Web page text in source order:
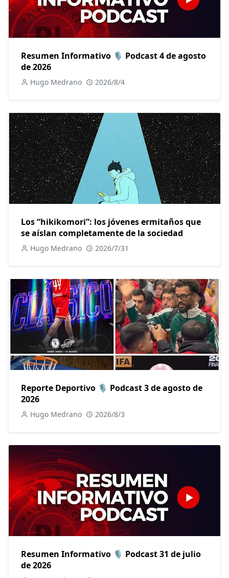
Resumen Informativo 🎙️ Podcast 4 de agosto
de 2026
Hugo Medrano 2026/8/4
Los “hikikomori”: los jóvenes ermitaños que
se aíslan completamente de la sociedad
Hugo Medrano 2026/7/31
Reporte Deportivo 🎙️ Podcast 3 de agosto de
2026
Hugo Medrano 2026/8/3
Resumen Informativo 🎙️ Podcast 31 de julio
de 2026